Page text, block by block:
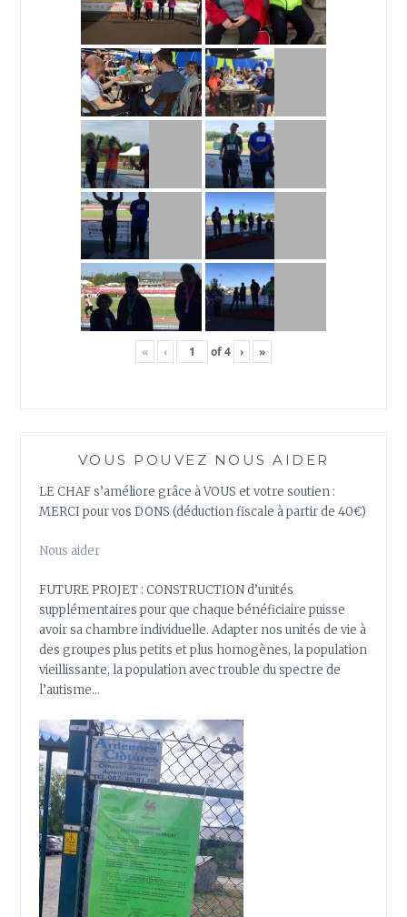
« ‹ of4 › »
VOUS POUVEZ NOUS AIDER
LE CHAF s’améliore grâce à VOUS et votre soutien :
MERCI pour vos DONS (déduction fiscale à partir de 40€)
Nous aider
FUTURE PROJET : CONSTRUCTION d’unités
supplémentaires pour que chaque bénéficiaire puisse
avoir sa chambre individuelle. Adapter nos unités de vie à
des groupes plus petits et plus homogènes, la population
vieillissante, la population avec trouble du spectre de
l’autisme…